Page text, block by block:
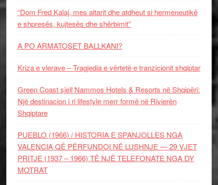
“Dom Fred Kalaj, mes altarit dhe atdheut si hermeneutikë
e shpresës, kujtesës dhe shërbimit”
A PO ARMATOSET BALLKANI?
Kriza e vlerave – Tragjedia e vërtetë e tranzicionit shqiptar
Green Coast sjell Nammos Hotels & Resorts në Shqipëri:
Një destinacion i ri lifestyle merr formë në Rivierën
Shqiptare
PUEBLO (1966) / HISTORIA E SPANJOLLES NGA
VALENCIA QË PËRFUNDOI NË LUSHNJE — 29 VJET
PRITJE (1937 – 1966) TË NJË TELEFONATE NGA DY
MOTRAT